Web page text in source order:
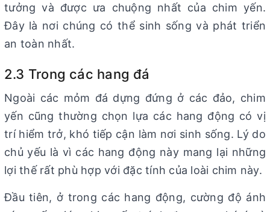
tưởng và được ưa chuộng nhất của chim yến.
Đây là nơi chúng có thể sinh sống và phát triển
an toàn nhất.
2.3 Trong các hang đá
Ngoài các mỏm đá dựng đứng ở các đảo, chim
yến cũng thường chọn lựa các hang động có vị
trí hiểm trở, khó tiếp cận làm nơi sinh sống. Lý do
chủ yếu là vì các hang động này mang lại những
lợi thế rất phù hợp với đặc tính của loài chim này.
Đầu tiên, ở trong các hang động, cường độ ánh